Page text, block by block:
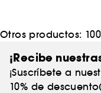
Otros productos:
¡Recibe
¡Suscríbete a
10% de